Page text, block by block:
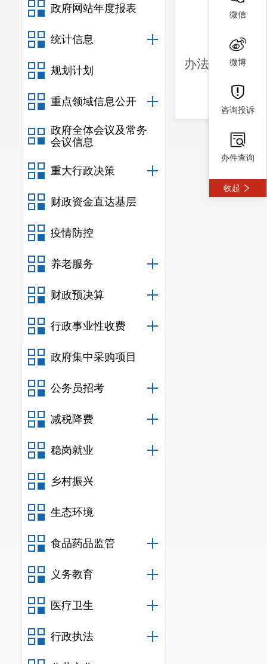
政府网站年度报表
统计信息
规划计划
重点领域信息公开
政府全体会议及常务
会议信息
重大行政决策
财政资金直达基层
疫情防控
养老服务
财政预决算
行政事业性收费
政府集中采购项目
公务员招考
减税降费
稳岗就业
乡村振兴
生态环境
食品药品监管
义务教育
医疗卫生
行政执法
此次听
办法》（国家
微信
微博
咨询投诉
办件查询
收起